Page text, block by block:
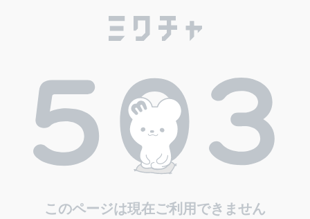
このページは現在ご利用できません